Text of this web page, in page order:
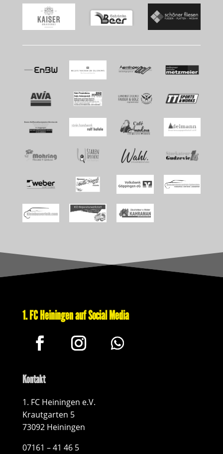
1. FC Heiningen auf Social Media
Kontakt
1. FC Heiningen e.V.
Krautgarten 5
73092 Heiningen
07161 – 41 46 5